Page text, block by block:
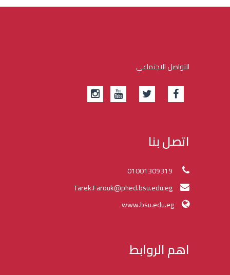
التواصل الاجتماعي
اتصل بنا
www.bsu.edu.eg
اهم الروابط